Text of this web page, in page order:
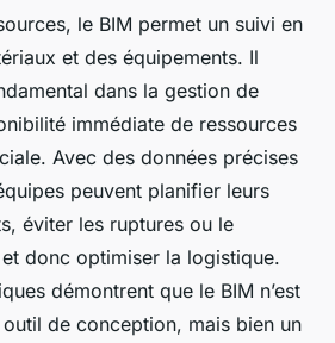
le BIM permet un suivi en
et des équipements. Il
dans la gestion de
immédiate de ressources
Avec des données précises
peuvent planifier leurs
éviter les ruptures ou le
donc optimiser la logistique.
démontrent que le BIM n’est
de conception, mais bien un